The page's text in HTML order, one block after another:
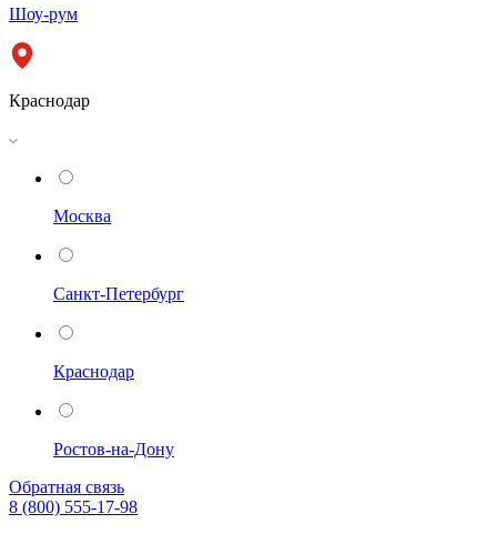
Шоу-рум
Краснодар
Москва
Санкт-Петербург
Краснодар
Ростов-на-Дону
Обратная связь
8 (800) 555-17-98